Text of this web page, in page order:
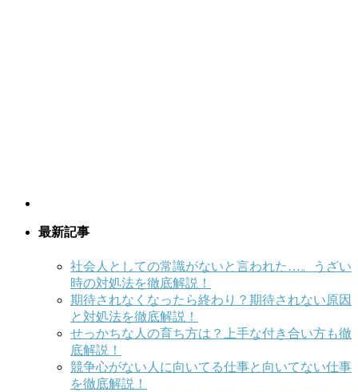
最新記事
社会人としての常識がないと言われた…。うざい
時の対処法を徹底解説！
期待されなくなったら終わり？期待されない原因
と対処法を徹底解説！
せっかちな人の育ち方は？上手な付き合い方も徹
底解説！
競争心がない人に向いてる仕事と向いてない仕事
を徹底解説！